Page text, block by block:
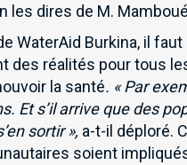
les dires de M.
WaterAid Burkina, il faut
des réalités pour tous
la santé. « Par
Et s’il arrive que des
sortir », a-t-il déploré.
soient